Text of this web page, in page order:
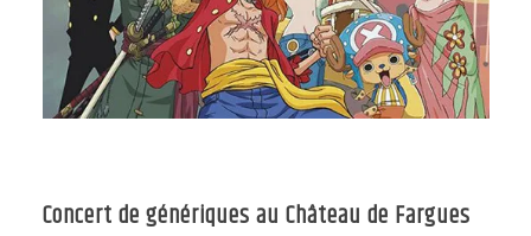
Concert de génériques au Château de Fargues